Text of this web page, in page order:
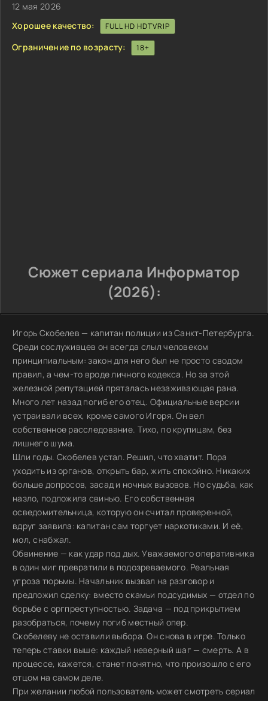
12 мая 2026
Хорошее качество:
FULL HD HDTVRIP
Ограничение по возрасту: 18+
Сюжет сериала Информатор
(2026):
Игорь Скобелев — капитан полиции из Санкт-Петербурга.
Среди сослуживцев он всегда слыл человеком
принципиальным: закон для него был не просто сводом
правил, а чем-то вроде личного кодекса. Но за этой
железной репутацией пряталась незаживающая рана.
Много лет назад погиб его отец. Официальные версии
устраивали всех, кроме самого Игоря. Он вел
собственное расследование. Тихо, по крупицам, без
лишнего шума.
Шли годы. Скобелев устал. Решил, что хватит. Пора
уходить из органов, открыть бар, жить спокойно. Никаких
больше допросов, засад и ночных вызовов. Но судьба, как
назло, подложила свинью. Его собственная
осведомительница, которую он считал проверенной,
вдруг заявила: капитан сам торгует наркотиками. И её,
мол, снабжал.
Обвинение — как удар под дых. Уважаемого оперативника
в один миг превратили в подозреваемого. Реальная
угроза тюрьмы. Начальник вызвал на разговор и
предложил сделку: вместо скамьи подсудимых — отдел по
борьбе с оргпреступностью. Задача — под прикрытием
разобраться, почему погиб местный опер.
Скобелеву не оставили выбора. Он снова в игре. Только
теперь ставки выше: каждый неверный шаг — смерть. А в
процессе, кажется, станет понятно, что произошло с его
отцом на самом деле.
При желании любой пользователь может смотреть сериал